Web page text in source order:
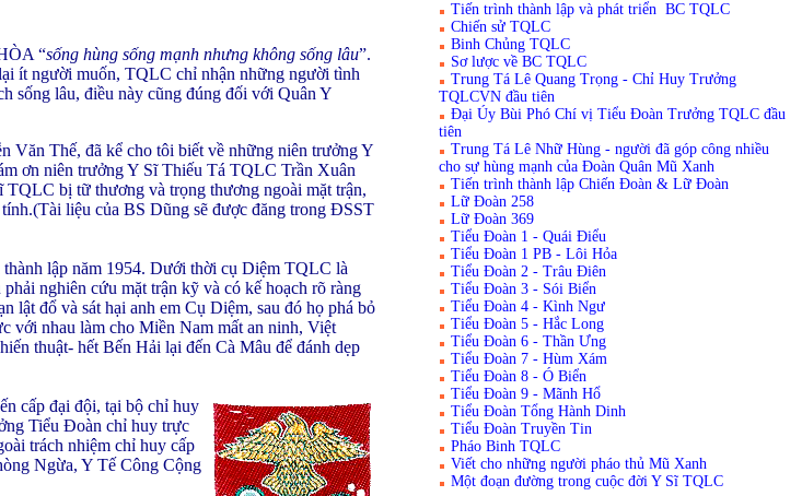
“sống hùng sống mạnh nhưng không sống lâu”.
ít người muốn, TQLC chỉ nhận những người tình
sống lâu, điều này cũng đúng đối với Quân Y
Văn Thế, đã kể cho tôi biết về những niên trưởng Y
ơn niên trưởng Y Sĩ Thiếu Tá TQLC Trần Xuân
bị tữ thương và trọng thương ngoài mặt trận,
liệu của BS Dũng sẽ được đăng trong ĐSST
lập năm 1954. Dưới thời cụ Diệm TQLC là
nghiên cứu mặt trận kỹ và có kế hoạch rõ ràng
lật đổ và sát hại anh em Cụ Diệm, sau đó họ phá bỏ
với nhau làm cho Miền Nam mất an ninh, Việt
thuật- hết Bến Hải lại đến Cà Mâu để đánh dẹp
cấp đại đội, tại bộ chỉ huy
Tiểu Đoàn chỉ huy trực
trách nhiệm chỉ huy cấp
Ngừa, Y Tế Công Cộng
Tiến trình thành lập và phát triển BC TQLC
Chiến sử TQLC
Binh Chủng TQLC
Sơ lược về BC TQLC
Trung Tá Lê Quang Trọng - Chỉ Huy Trưởng
TQLCVN đầu tiên
Đại Úy Bùi Phó Chí vị Tiểu Ðoàn Trưởng TQLC đầu
tiên
Trung Tá Lê Nhữ Hùng - người đã góp công nhiều
cho sự hùng mạnh của Ðoàn Quân Mũ Xanh
Tiến trình thành lập Chiến Đoàn & Lữ Đoàn
Lữ Đoàn 258
Lữ Đoàn 369
Tiểu Đoàn 1 - Quái Điểu
Tiểu Đoàn 1 PB - Lôi Hỏa
Tiểu Đoàn 2 - Trâu Điên
Tiểu Đoàn 3 - Sói Biển
Tiểu Đoàn 4 - Kình Ngư
Tiểu Đoàn 5 - Hắc Long
Tiểu Đoàn 6 - Thần Ưng
Tiểu Đoàn 7 - Hùm Xám
Tiểu Đoàn 8 - Ó Biển
Tiểu Đoàn 9 - Mãnh Hổ
Tiểu Đoàn Tổng Hành Dinh
Tiểu Đoàn Truyền Tin
Pháo Binh TQLC
Viết cho những người pháo thủ Mũ Xanh
Một đoạn đường trong cuộc đời Y Sĩ TQLC